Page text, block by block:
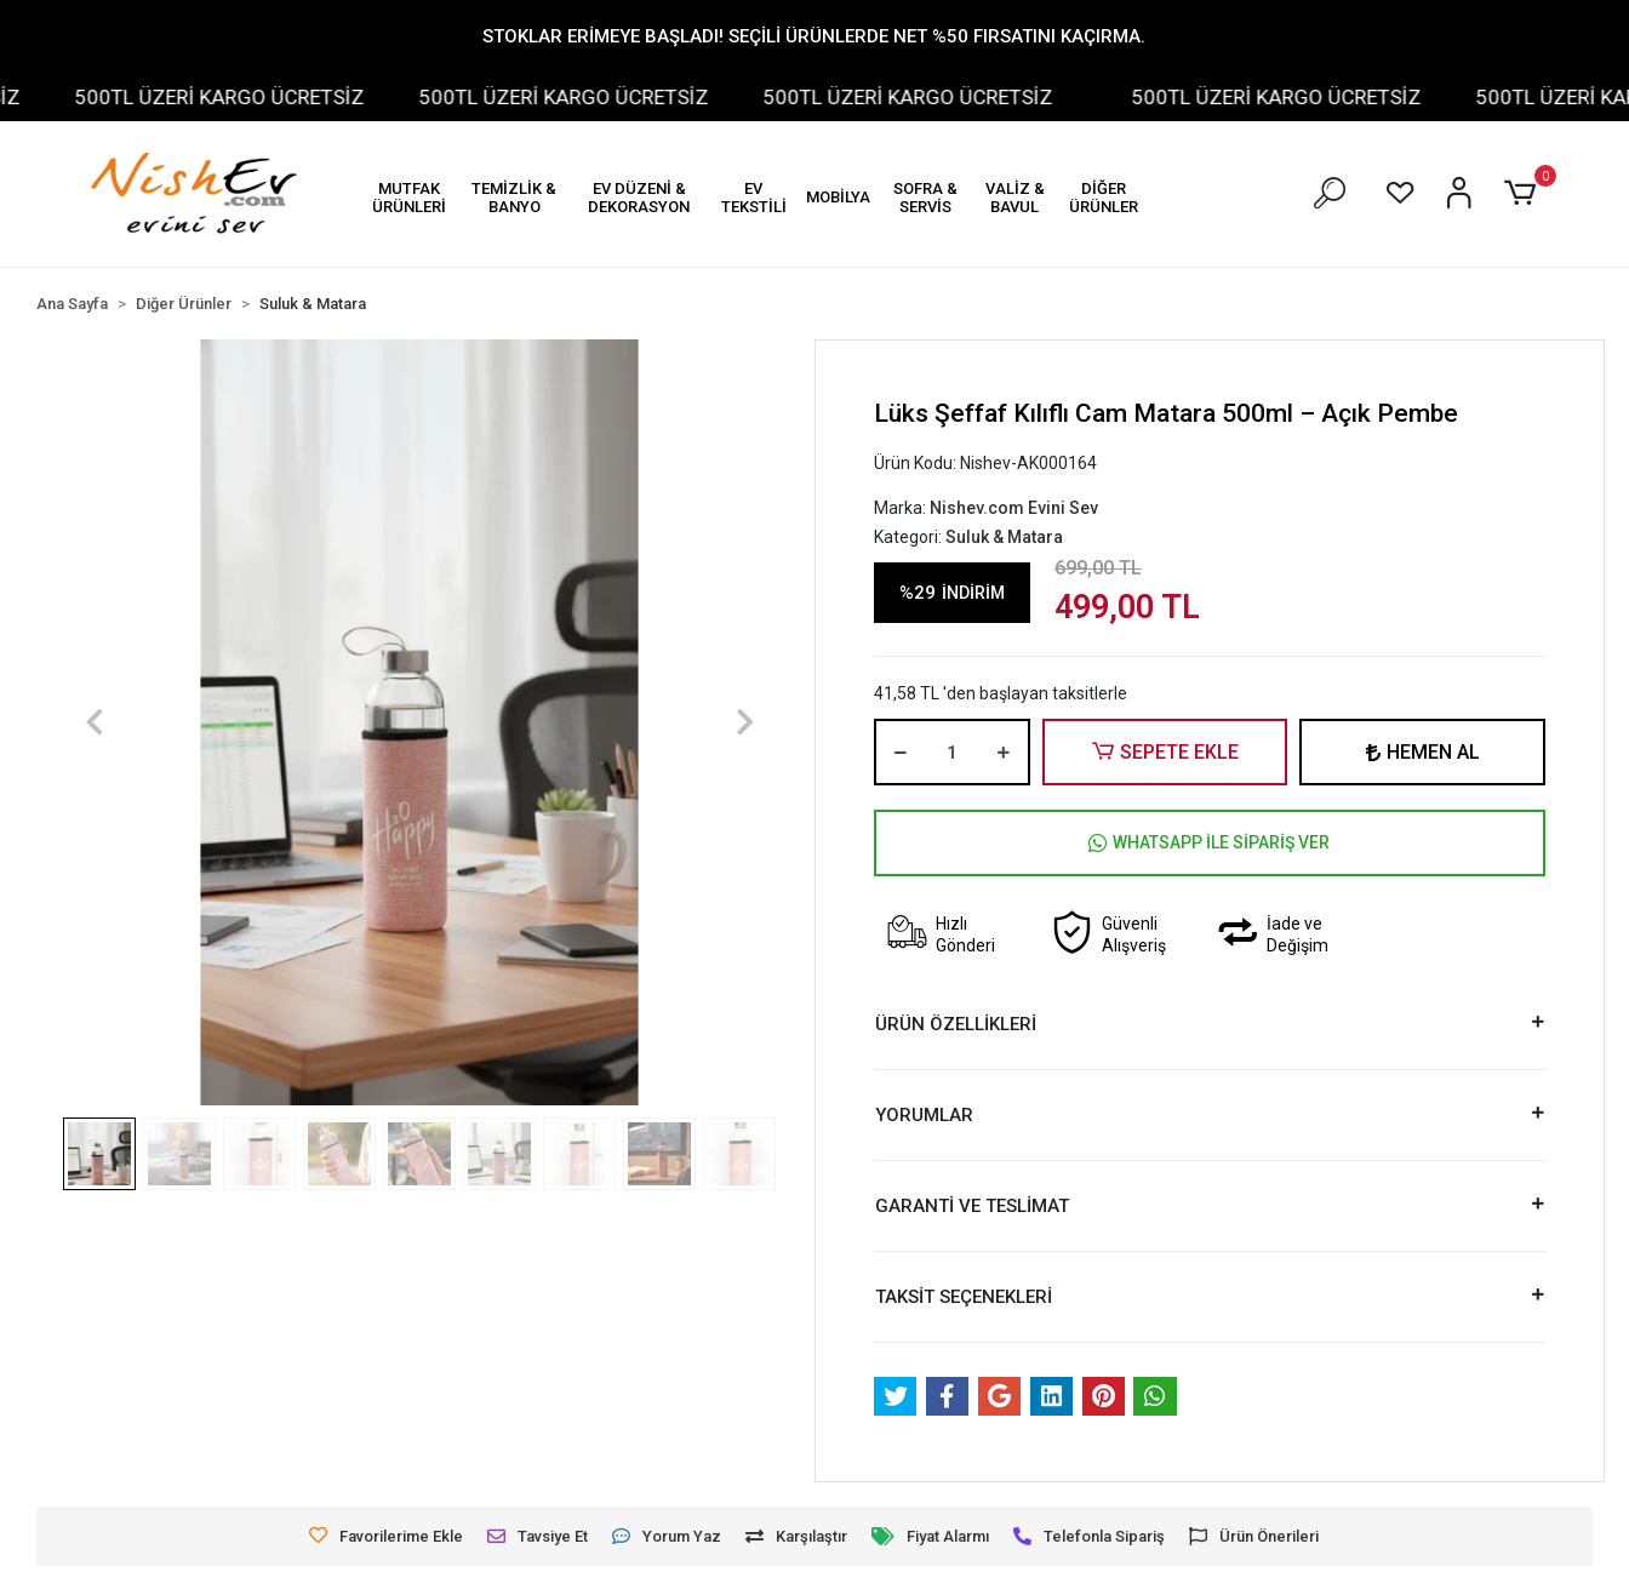
STOKLAR ERİMEYE BAŞLADI! SEÇİLİ ÜRÜNLERDE NET %50 FIRSATINI KAÇIRMA.
500TL ÜZERİ KARGO ÜCRETSİZ 500TL ÜZERİ KARGO ÜCRETSİZ 500TL ÜZERİ KARGO ÜCRETSİZ 500TL ÜZERİ KARGO ÜCRETSİZ 500TL ÜZERİ
MUTFAK
ÜRÜNLERİ
TEMİZLİK &
BANYO
EV DÜZENİ &
DEKORASYON
EV
TEKSTİLİ
MOBİLYA
SOFRA &
SERVİS
VALİZ &
BAVUL
DİĞER
ÜRÜNLER
0
Ana Sayfa Diğer Ürünler Suluk & Matara
Lüks Şeffaf Kılıflı Cam Matara 500ml – Açık Pembe
Ürün Kodu: Nishev-AK000164
Marka: Nishev.com Evini Sev
Kategori: Suluk & Matara
%29 İNDİRİM
699,00 TL
499,00 TL
41,58 TL 'den başlayan taksitlerle
SEPETE EKLE HEMEN AL
WHATSAPP İLE SİPARİŞ VER
Hızlı
Gönderi
Güvenli
Alışveriş
İade ve
Değişim
ÜRÜN ÖZELLİKLERİ
YORUMLAR
GARANTİ VE TESLİMAT
TAKSİT SEÇENEKLERİ
Favorilerime Ekle Tavsiye Et Yorum Yaz Karşılaştır Fiyat Alarmı Telefonla Sipariş Ürün Önerileri